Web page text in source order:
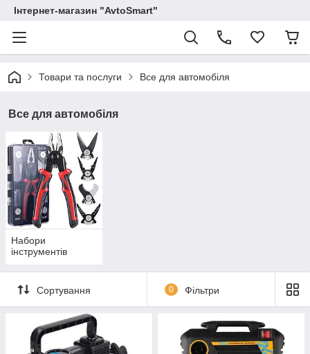
Інтернет-магазин "AvtoSmart"
Товари та послуги Все для автомобіля
Все для автомобіля
Набори
інструментів
Сортування 0 Фільтри